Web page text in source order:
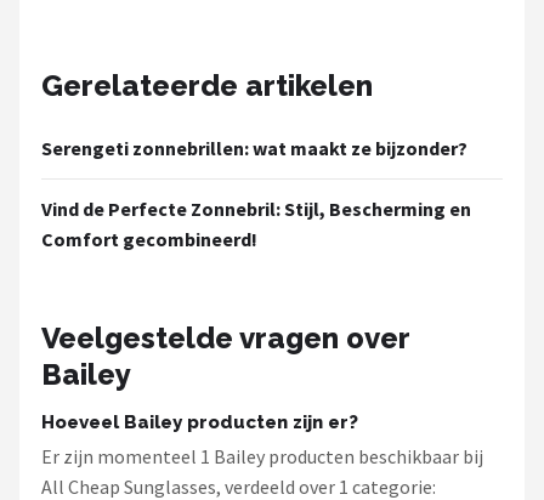
Gerelateerde artikelen
Serengeti zonnebrillen: wat maakt ze bijzonder?
Vind de Perfecte Zonnebril: Stijl, Bescherming en
Comfort gecombineerd!
Veelgestelde vragen over
Bailey
Hoeveel Bailey producten zijn er?
Er zijn momenteel 1 Bailey producten beschikbaar bij
All Cheap Sunglasses, verdeeld over 1 categorie: